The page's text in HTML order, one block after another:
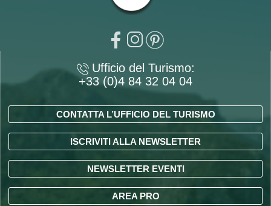
Ufficio del Turismo:
+33 (0)4 84 32 04 04
CONTATTA L’UFFICIO DEL TURISMO
ISCRIVITI ALLA NEWSLETTER
NEWSLETTER EVENTI
AREA PRO